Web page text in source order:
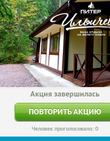
Акция завершилась
ПОВТОРИТЬ АКЦИЮ
Человек проголосовало: 0